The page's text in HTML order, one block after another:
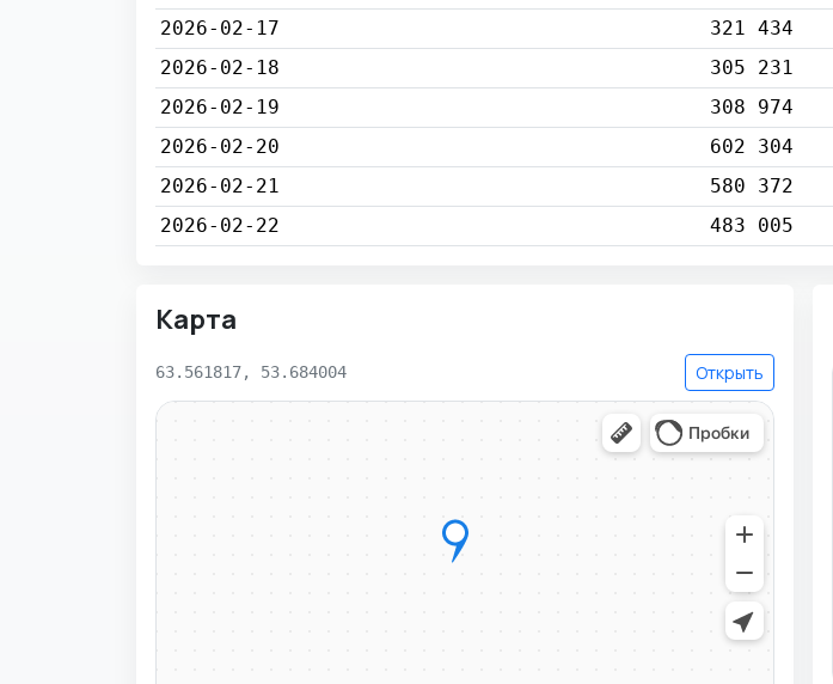
2026-02-17
321 434
2026-02-18
305 231
2026-02-19
308 974
2026-02-20
602 304
2026-02-21
580 372
2026-02-22
483 005
Карта
63.561817, 53.684004 Открыть